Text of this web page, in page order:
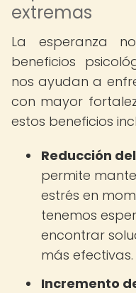
extremas
La esperanza
beneficios
nos ayudan a
con mayor
estos beneficios
Reducción
permite
estrés en
tenemos
encontrar
más efectivas.
Incremento